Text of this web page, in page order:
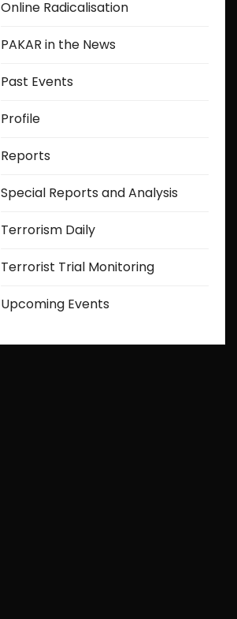
Online Radicalisation
PAKAR in the News
Past Events
Profile
Reports
Special Reports and Analysis
Terrorism Daily
Terrorist Trial Monitoring
Upcoming Events